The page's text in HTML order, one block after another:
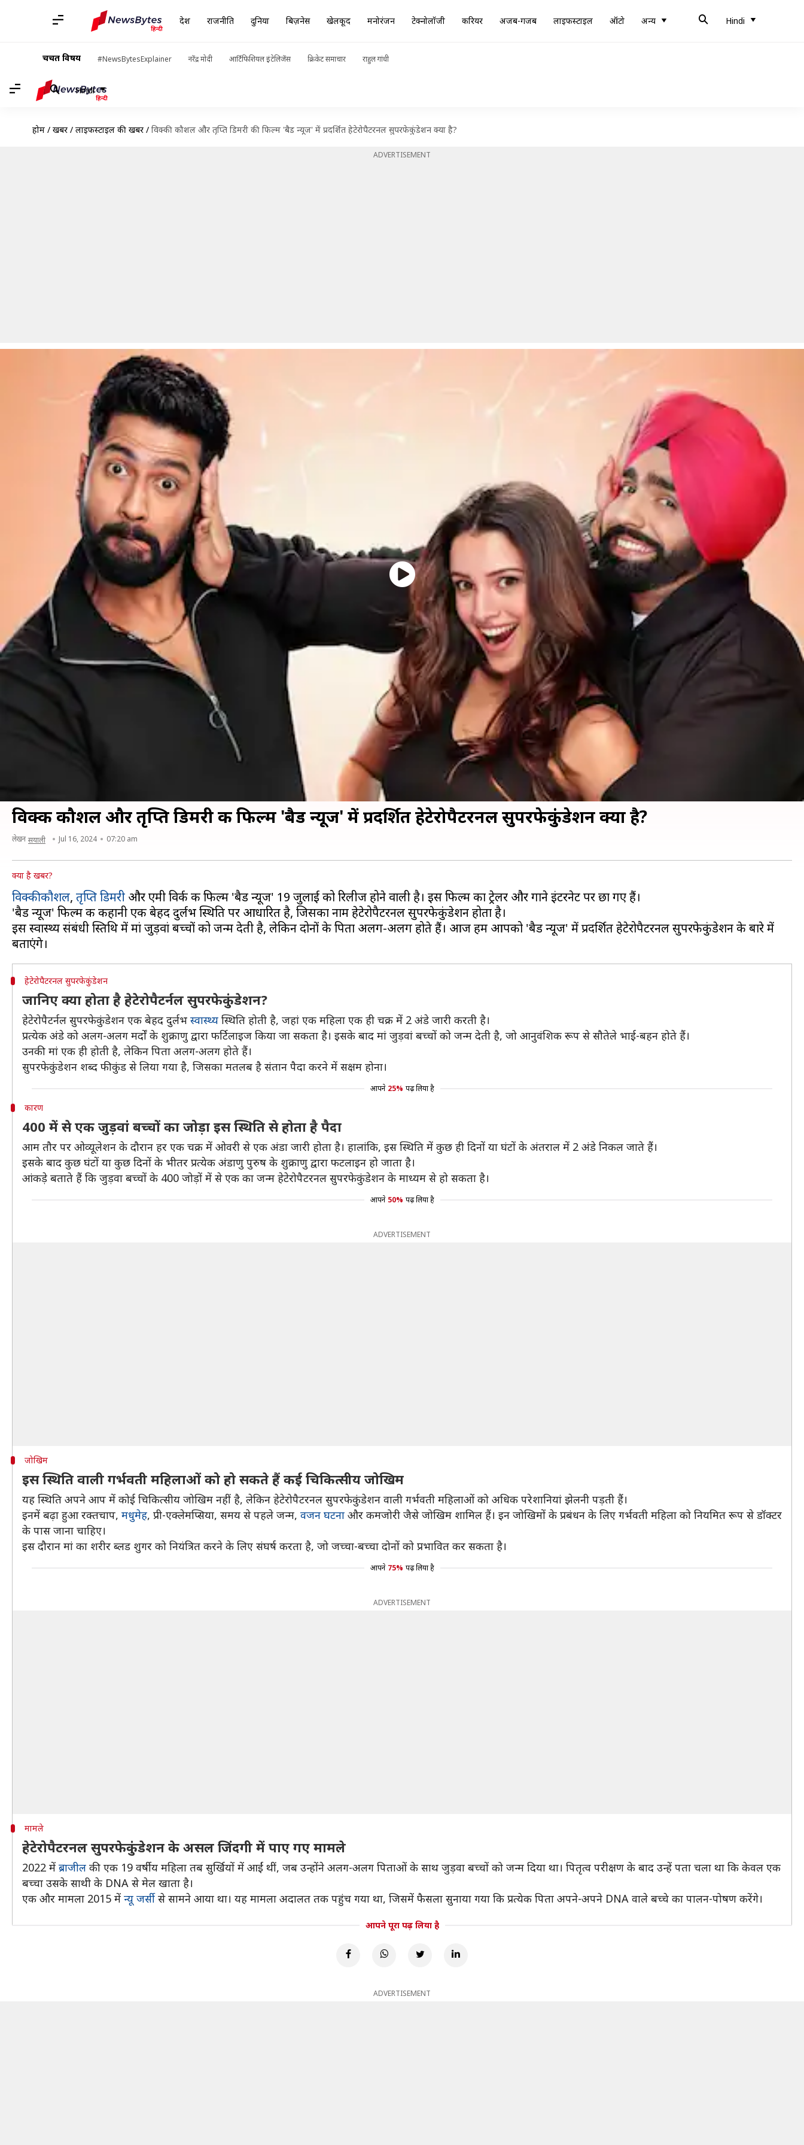
देश राजनीति दुनिया बिज़नेस खेलकूद मनोरंजन टेक्नोलॉजी करियर अजब-गजब लाइफस्टाइल ऑटो अन्य Hindi
चर्चित विषय #NewsBytesExplainer नरेंद्र मोदी आर्टिफिशियल इंटेलिजेंस क्रिकेट समाचार राहुल गांधी
Hindi
होम / खबरें / लाइफस्टाइल की खबरें / विक्की कौशल और तृप्ति डिमरी की फिल्म 'बैड न्यूज' में प्रदर्शित हेटेरोपैटरनल सुपरफेकुंडेशन क्या है?
ADVERTISEMENT
विक्की कौशल और तृप्ति डिमरी की फिल्म 'बैड न्यूज' में प्रदर्शित हेटेरोपैटरनल सुपरफेकुंडेशन क्या है?
लेखन सयाली Jul 16, 2024 07:20 am
क्या है खबर?
विक्की कौशल, तृप्ति डिमरी और एमी विर्क की फिल्म 'बैड न्यूज' 19 जुलाई को रिलीज होने वाली है। इस फिल्म का ट्रेलर और गाने इंटरनेट पर छा गए हैं।
'बैड न्यूज' फिल्म की कहानी एक बेहद दुर्लभ स्थिति पर आधारित है, जिसका नाम हेटेरोपैटरनल सुपरफेकुंडेशन होता है।
इस स्वास्थ्य संबंधी स्तिथि में मां जुड़वां बच्चों को जन्म देती है, लेकिन दोनों के पिता अलग-अलग होते हैं। आज हम आपको 'बैड न्यूज' में प्रदर्शित हेटेरोपैटरनल सुपरफेकुंडेशन के बारे में
हेटेरोपैटरनल सुपरफेकुंडेशन
जानिए क्या होता है हेटेरोपैटर्नल सुपरफेकुंडेशन?
हेटेरोपैटर्नल सुपरफेकुंडेशन एक बेहद दुर्लभ स्वास्थ्य स्थिति होती है, जहां एक महिला एक ही चक्र में 2 अंडे जारी करती है।
प्रत्येक अंडे को अलग-अलग मर्दों के शुक्राणु द्वारा फर्टिलाइज किया जा सकता है। इसके बाद मां जुड़वां बच्चों को जन्म देती है, जो आनुवंशिक रूप से सौतेले भाई-बहन होते हैं।
उनकी मां एक ही होती है, लेकिन पिता अलग-अलग होते हैं।
सुपरफेकुंडेशन शब्द फीकुंड से लिया गया है, जिसका मतलब है संतान पैदा करने में सक्षम होना।
आपने 25% पढ़ लिया है
कारण
400 में से एक जुड़वां बच्चों का जोड़ा इस स्थिति से होता है पैदा
आम तौर पर ओव्यूलेशन के दौरान हर एक चक्र में ओवरी से एक अंडा जारी होता है। हालांकि, इस स्थिति में कुछ ही दिनों या घंटों के अंतराल में 2 अंडे निकल जाते हैं।
इसके बाद कुछ घंटों या कुछ दिनों के भीतर प्रत्येक अंडाणु पुरुष के शुक्राणु द्वारा फटलाइन हो जाता है।
आंकड़े बताते हैं कि जुड़वा बच्चों के 400 जोड़ों में से एक का जन्म हेटेरोपैटरनल सुपरफेकुंडेशन के माध्यम से हो सकता है।
आपने 50% पढ़ लिया है
ADVERTISEMENT
जोखिम
इस स्थिति वाली गर्भवती महिलाओं को हो सकते हैं कई चिकित्सीय जोखिम
यह स्थिति अपने आप में कोई चिकित्सीय जोखिम नहीं है, लेकिन हेटेरोपैटरनल सुपरफेकुंडेशन वाली गर्भवती महिलाओं को अधिक परेशानियां झेलनी पड़ती हैं।
इनमें बढ़ा हुआ रक्तचाप, मधुमेह, प्री-एक्लेमप्सिया, समय से पहले जन्म, वजन घटना और कमजोरी जैसे जोखिम शामिल हैं। इन जोखिमों के प्रबंधन के लिए गर्भवती महिला को नियमित रूप से डॉक्टर
के पास जाना चाहिए।
इस दौरान मां का शरीर ब्लड शुगर को नियंत्रित करने के लिए संघर्ष करता है, जो जच्चा-बच्चा दोनों को प्रभावित कर सकता है।
आपने 75% पढ़ लिया है
ADVERTISEMENT
मामले
हेटेरोपैटरनल सुपरफेकुंडेशन के असल जिंदगी में पाए गए मामले
2022 में ब्राजील की एक 19 वर्षीय महिला तब सुर्खियों में आईं थीं, जब उन्होंने अलग-अलग पिताओं के साथ जुड़वा बच्चों को जन्म दिया था। पितृत्व परीक्षण के बाद उन्हें पता चला था कि केवल एक
बच्चा उसके साथी के DNA से मेल खाता है।
एक और मामला 2015 में न्यू जर्सीसे सामने आया था। यह मामला अदालत तक पहुंच गया था, जिसमें फैसला सुनाया गया कि प्रत्येक पिता अपने-अपने DNA वाले बच्चे का पालन-पोषण करेंगे।
आपने पूरा पढ़ लिया है
ADVERTISEMENT